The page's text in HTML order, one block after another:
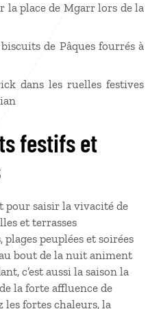
la place de Mgarr lors de la
de Pâques fourrés à
dans les ruelles festives
pour saisir la vivacité de
et terrasses
peuplées et soirées
bout de la nuit animent
c’est aussi la saison la
la forte affluence de
les fortes chaleurs, la